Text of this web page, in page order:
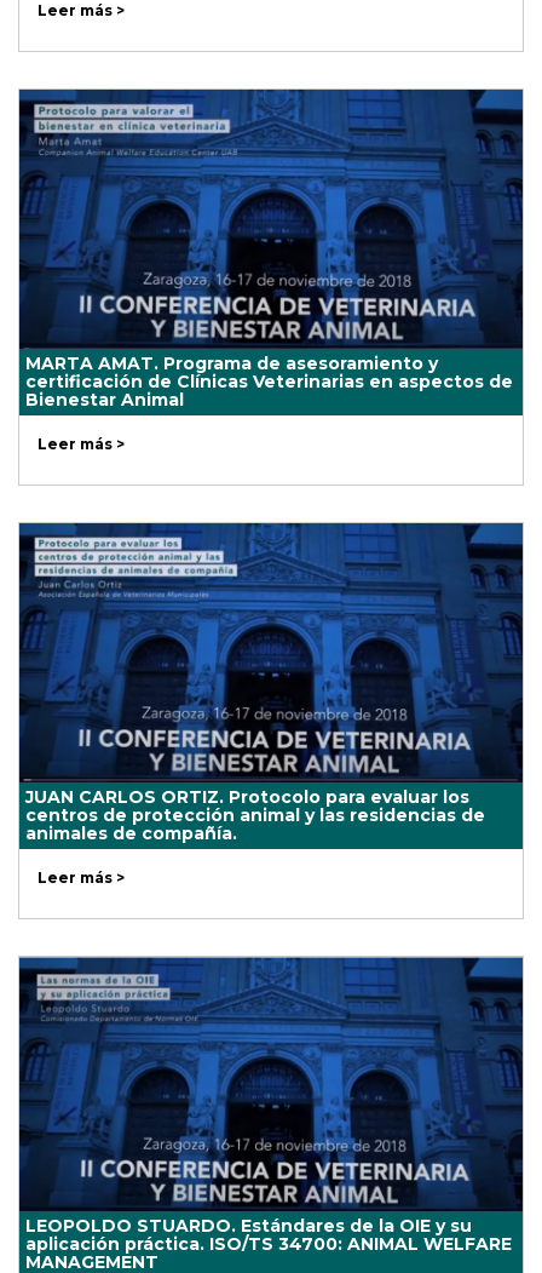
Leer más >
MARTA AMAT. Programa de asesoramiento y
certificación de Clínicas Veterinarias en aspectos de
Bienestar Animal
Leer más >
JUAN CARLOS ORTIZ. Protocolo para evaluar los
centros de protección animal y las residencias de
animales de compañía.
Leer más >
LEOPOLDO STUARDO. Estándares de la OIE y su
aplicación práctica. ISO/TS 34700: ANIMAL WELFARE
MANAGEMENT